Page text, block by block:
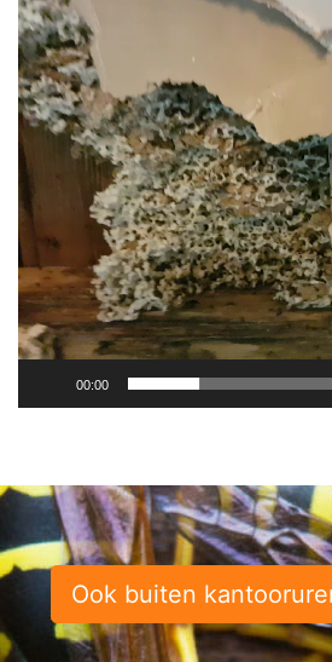
00:00
Ook buiten